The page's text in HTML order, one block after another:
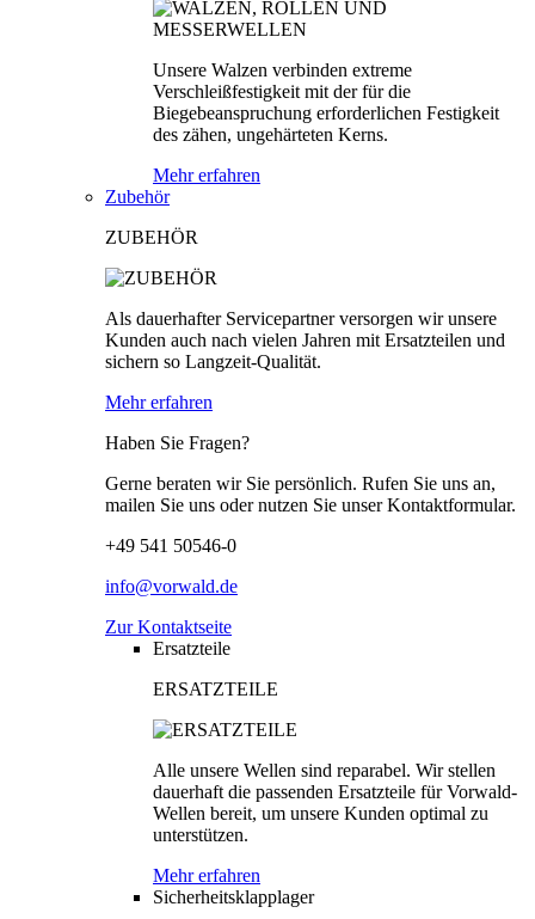
Unsere Walzen verbinden extreme
Verschleißfestigkeit mit der für die
Biegebeanspruchung erforderlichen Festigkeit
des zähen, ungehärteten Kerns.
Mehr erfahren
Zubehör
ZUBEHÖR
Als dauerhafter Servicepartner versorgen wir unsere
Kunden auch nach vielen Jahren mit Ersatzteilen und
sichern so Langzeit-Qualität.
Mehr erfahren
Haben Sie Fragen?
Gerne beraten wir Sie persönlich. Rufen Sie uns an,
mailen Sie uns oder nutzen Sie unser Kontaktformular.
+49 541 50546-0
info@vorwald.de
Zur Kontaktseite
Ersatzteile
ERSATZTEILE
Alle unsere Wellen sind reparabel. Wir stellen
dauerhaft die passenden Ersatzteile für Vorwald-
Wellen bereit, um unsere Kunden optimal zu
unterstützen.
Mehr erfahren
Sicherheitsklapplager